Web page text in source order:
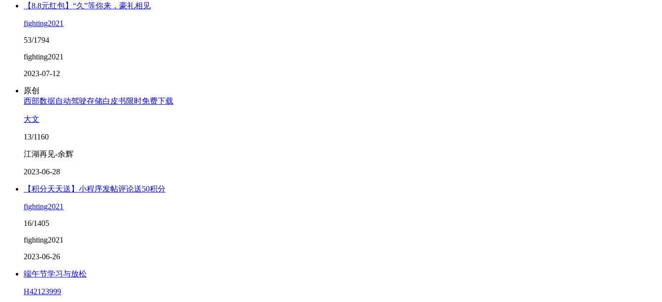
【8.8元红包】“久”等你来，豪礼相见
fighting2021
53/1794
fighting2021
2023-07-12
原创
西部数据自动驾驶存储白皮书限时免费下载
大文
13/1160
江湖再见-余辉
2023-06-28
【积分天天送】小程序发帖评论送50积分
fighting2021
16/1405
fighting2021
2023-06-26
端午节学习与放松
H42123999